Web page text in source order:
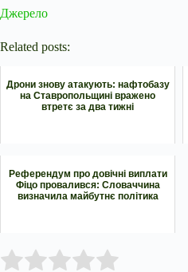
Джерело
Related posts:
Дрони знову атакують: нафтобазу
на Ставропольщині вражено
втретє за два тижні
Референдум про довічні виплати
Фіцо провалився: Словаччина
визначила майбутнє політика
Rate this item: